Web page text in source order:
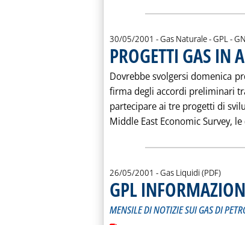
30/05/2001 - Gas Naturale - GPL -
PROGETTI GAS IN
Dovrebbe svolgersi domenica
firma degli accordi preliminari
partecipare ai tre progetti di
Middle East Economic Survey, le
26/05/2001 - Gas Liquidi (PDF)
GPL
MENSILE DI NOTIZIE SUI GAS DI